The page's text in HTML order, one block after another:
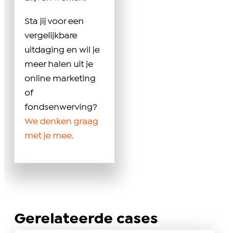
Sta jij voor een
vergelijkbare
uitdaging en wil je
meer halen uit je
online marketing
of
fondsenwerving?
We denken graag
met je mee.
Gerelateerde cases